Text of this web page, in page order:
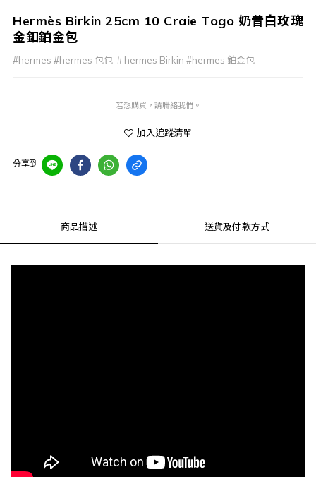
Hermès Birkin 25cm 10 Craie Togo 奶昔白玫瑰
金釦鉑金包
#hermes #hermes 包包 ＃hermes Birkin #hermes 鉑金包
若想購買，請聯絡我們。
加入追蹤清單
分享到
商品描述 送貨及付款方式